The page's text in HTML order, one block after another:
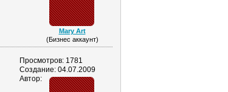
Mary Art
(Бизнес аккаунт)
Просмотров: 1781
Создание: 04.07.2009
Автор: